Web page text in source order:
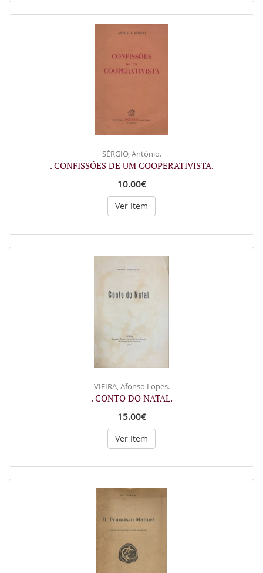
SÉRGIO, António.
. CONFISSÕES DE UM COOPERATIVISTA.
10.00€
Ver Item
VIEIRA, Afonso Lopes.
. CONTO DO NATAL.
15.00€
Ver Item